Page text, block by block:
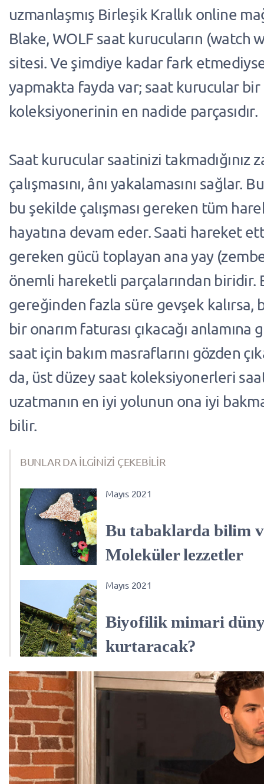
uzmanlaşmış Birleşik Krallık online
Blake, WOLF saat kurucuların (watch
sitesi. Ve şimdiye kadar fark
yapmakta fayda var; saat kurucular bir
koleksiyonerinin en nadide parçasıdır.
Saat kurucular saatinizi takmadığınız
çalışmasını, ânı yakalamasını sağlar.
bu şekilde çalışması gereken tüm
hayatına devam eder. Saati hareket
gereken gücü toplayan ana yay
önemli hareketli parçalarından biridir.
gereğinden fazla süre gevşek kalırsa,
bir onarım faturası çıkacağı anlamına
saat için bakım masraflarını gözden
da, üst düzey saat koleksiyonerleri
uzatmanın en iyi yolunun ona iyi
bilir.
BUNLAR DA İLGİNİZİ ÇEKEBİLİR
Mayıs 2021
Bu tabaklarda bilim
Moleküler lezzetler
Mayıs 2021
Biyofilik mimari
kurtaracak?